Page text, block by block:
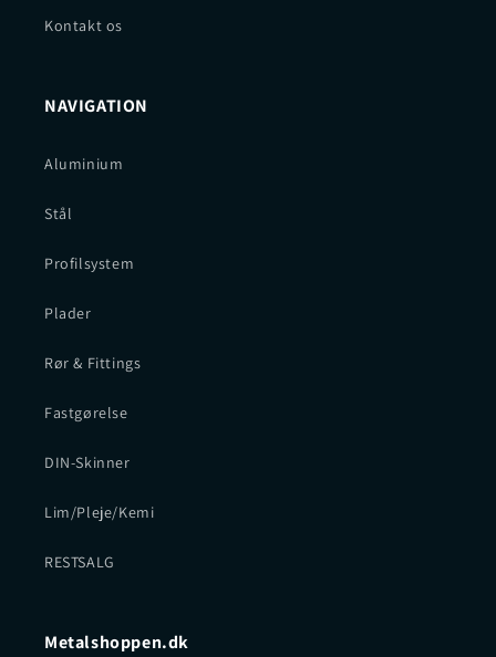
Kontakt os
NAVIGATION
Aluminium
Stål
Profilsystem
Plader
Rør & Fittings
Fastgørelse
DIN-Skinner
Lim/Pleje/Kemi
RESTSALG
Metalshoppen.dk